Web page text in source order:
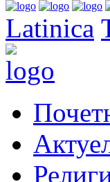
Latinica